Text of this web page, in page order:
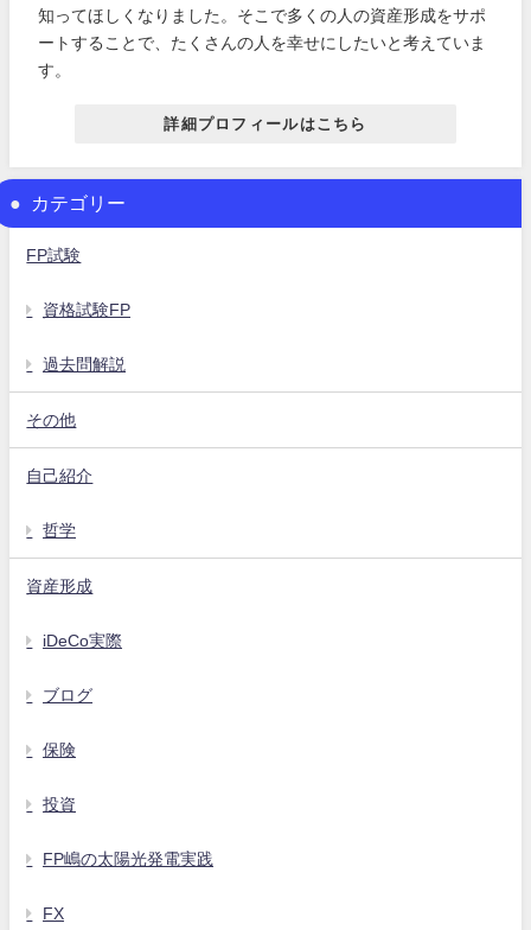
知ってほしくなりました。そこで多くの人の資産形成をサポ
ートすることで、たくさんの人を幸せにしたいと考えていま
す。
詳細プロフィールはこちら
カテゴリー
FP試験
資格試験FP
過去問解説
その他
自己紹介
哲学
資産形成
iDeCo実際
ブログ
保険
投資
FP嶋の太陽光発電実践
FX